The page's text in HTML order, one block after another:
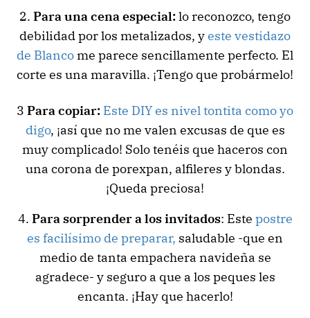
2. Para una cena especial:lo reconozco, tengo
debilidad por los metalizados, yeste vestidazo
de Blancome parece sencillamente perfecto. El
corte es una maravilla. ¡Tengo que probármelo!
3 Para copiar: Este DIY es nivel tontita como yo
digo, ¡así que no me valen excusas de que es
muy complicado! Solo tenéis que haceros con
una corona de porexpan, alfileres y blondas.
¡Queda preciosa!
4. Para sorprender a los invitados: Este postre
es facilísimo de preparar, saludable -que en
medio de tanta empachera navideña se
agradece- y seguro a que a los peques les
encanta. ¡Hay que hacerlo!